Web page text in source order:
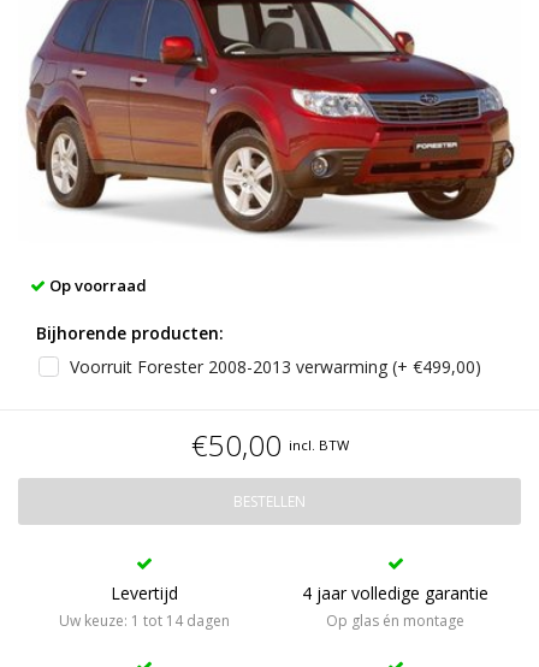
Op voorraad
Bijhorende producten:
Voorruit Forester 2008-2013 verwarming (+ €499,00)
€50,00 incl. BTW
BESTELLEN
Levertijd
Uw keuze: 1 tot 14 dagen
4 jaar volledige garantie
Op glas én montage